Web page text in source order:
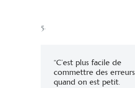
5.
“C’est plus facile de
commettre des erreurs
quand on est petit.